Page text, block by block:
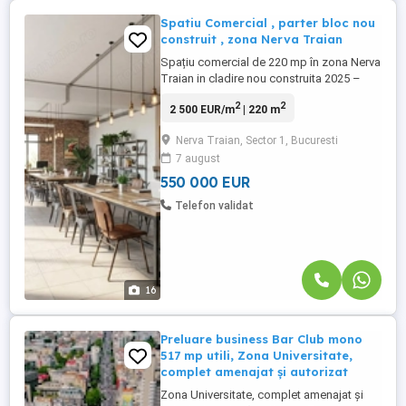
16
Spatiu Comercial , parter bloc nou
construit , zona Nerva Traian
Spațiu comercial de 220 mp în zona Nerva
Traian in cladire nou construita 2025 –
showroom Vă prezentăm spre vânzare un
totală utilă de 220,6 mp, situat în zona
ultracentrală Nerva Traian, pe o stradă
liniștită, cu acces facil ...
2 500 EUR/m2| 220 m2
Nerva Traian, Sector 1, Bucuresti
7 august
550 000 EUR
Telefon validat
Preluare business Bar Club mono
517 mp utili, Zona Universitate,
complet amenajat și autorizat
Zona Universitate, complet amenajat și